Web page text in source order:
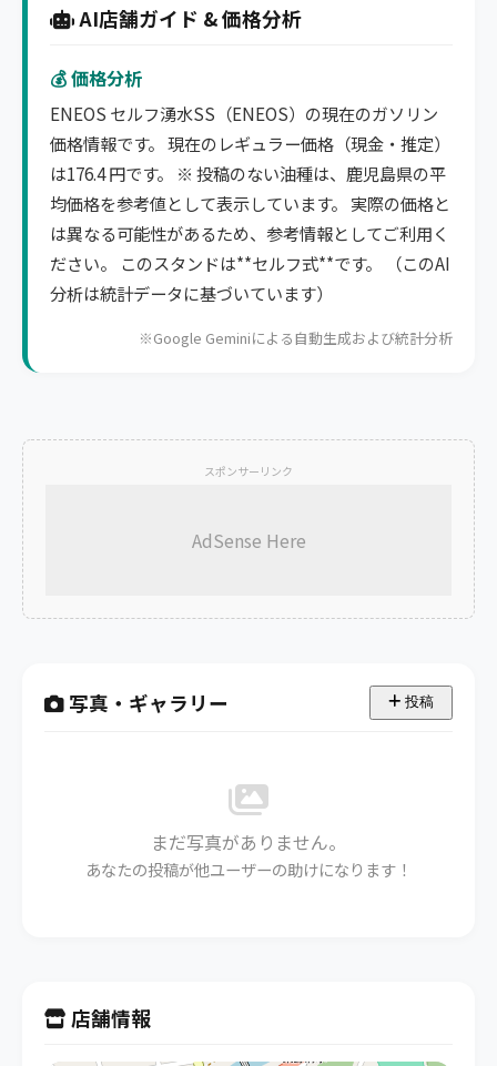
AI店舗ガイド & 価格分析
💰 価格分析
ENEOS セルフ湧水SS（ENEOS）の現在のガソリン
価格情報です。 現在のレギュラー価格（現金・推定）
は176.4 円です。 ※ 投稿のない油種は、鹿児島県の平
均価格を参考値として表示しています。 実際の価格と
は異なる可能性があるため、参考情報としてご利用く
ださい。 このスタンドは**セルフ式**です。 （このAI
分析は統計データに基づいています）
※Google Geminiによる自動生成および統計分析
スポンサーリンク
AdSense Here
写真・ギャラリー 投稿
まだ写真がありません。
あなたの投稿が他ユーザーの助けになります！
店舗情報